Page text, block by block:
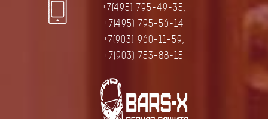
+7(495) 795-49-35,
+7(495) 795-56-14
+7(903) 960-11-59,
+7(903) 753-88-15